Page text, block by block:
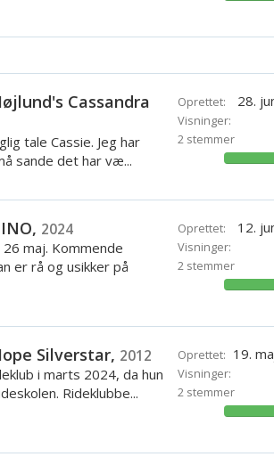
Cassandra
tale Cassie. Jeg har
sande det har væ...
Oprettet: 28.
Visninger:
2 stemmer
2024
maj. Kommende
er rå og usikker på
Oprettet: 12.
Visninger:
2 stemmer
Silverstar, 2012
i marts 2024, da hun
Rideklubbe...
Oprettet: 19.
Visninger:
2 stemmer